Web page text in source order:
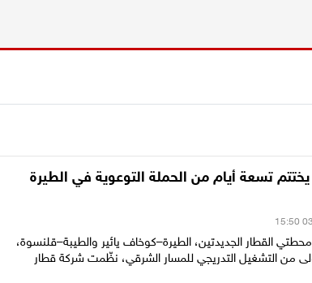
تسعة أيام من الحملة التوعوية في الطيرة
القطار الجديدتين، الطيرة–كوخاف يائير والطيبة–قلنسوة،
من التشغيل التدريجي للمسار الشرقي، نظّمت شركة قطار